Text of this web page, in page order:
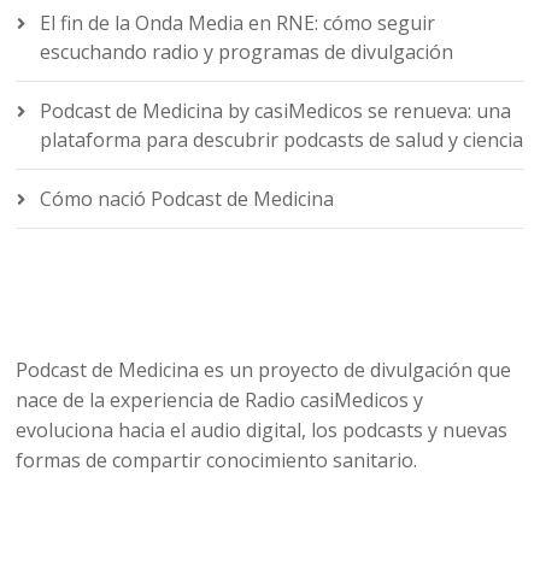
El fin de la Onda Media en RNE: cómo seguir
escuchando radio y programas de divulgación
Podcast de Medicina by casiMedicos se renueva: una
plataforma para descubrir podcasts de salud y ciencia
Cómo nació Podcast de Medicina
Podcast de Medicina es un proyecto de divulgación que
nace de la experiencia de Radio casiMedicos y
evoluciona hacia el audio digital, los podcasts y nuevas
formas de compartir conocimiento sanitario.